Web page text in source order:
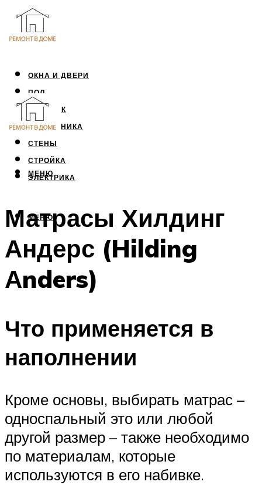
ОКНА И ДВЕРИ
ПОЛ
ПОТОЛОК
САНТЕХНИКА
СТЕНЫ
СТРОЙКА
ЭЛЕКТРИКА
МЕНЮ
МЕНЮ
Матрасы Хилдинг
Андерс (Hilding
Аnders)
Что применяется в
наполнении
Кроме основы, выбирать матрас –
односпальный это или любой
другой размер – также необходимо
по материалам, которые
используются в его набивке.